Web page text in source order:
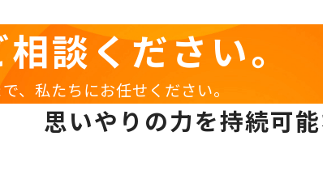
相談ください。
、私たちにお任せください。
思いやりの力を持続可